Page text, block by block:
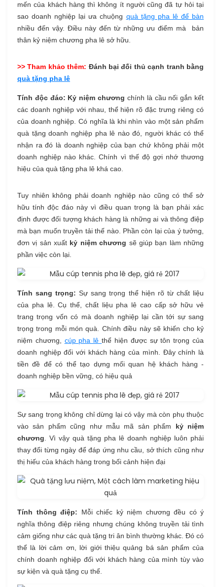
mến của khách hàng thì không ít người cũng đã tự hỏi tại
sao doanh nghiệp lại ưa chuộng quà tặng pha lê để bàn
nhiều đến vậy. Điều này đến từ những ưu điểm mà bản
thân kỷ niệm chương pha lê sở hữu.
>> Tham khảo thêm: Đánh bại đối thủ cạnh tranh bằng
quà tặng pha lê
Tính độc đáo: Kỷ niệm chương chính là cầu nối gắn kết
các doanh nghiệp với nhau, thể hiện rõ đặc trưng riêng có
của doanh nghiệp. Có nghĩa là khi nhìn vào một sản phẩm
quà tặng doanh nghiệp pha lê nào đó, người khác có thể
nhận ra đó là doanh nghiệp của bạn chứ không phải một
doanh nghiệp nào khác. Chính vì thế độ gợi nhớ thương
hiệu của quà tặng pha lê khá cao.
Tuy nhiên không phải doanh nghiệp nào cũng có thể sở
hữu tính độc đáo này vì điều quan trọng là bạn phải xác
định được đối tượng khách hàng là những ai và thông điệp
mà bạn muốn truyền tải thế nào. Phần còn lại của ý tưởng,
đơn vị sản xuất kỷ niệm chương sẽ giúp bạn làm những
phần việc còn lại.
Tính sang trọng: Sự sang trọng thể hiện rõ từ chất liệu
của pha lê. Cụ thể, chất liệu pha lê cao cấp sở hữu vẻ
trang trọng vốn có mà doanh nghiệp lại cần tới sự sang
trọng trong mỗi món quà. Chính điều này sẽ khiến cho kỷ
niệm chương, cúp pha lêthể hiện được sự tôn trọng của
doanh nghiệp đối với khách hàng của mình. Đây chính là
tiền đề để có thể tạo dựng mối quan hệ khách hàng -
doanh nghiệp bền vững, có hiệu quả
Sự sang trọng không chỉ dừng lại có vậy mà còn phụ thuộc
vào sản phẩm cũng như mẫu mã sản phẩm kỷ niệm
chương . Vì vậy quà tặng pha lê doanh nghiệp luôn phải
thay đổi từng ngày để đáp ứng nhu cầu, sở thích cũng như
thị hiếu của khách hàng trong bối cảnh hiện đại
Tính thông điệp: Mỗi chiếc kỷ niệm chương đều có ý
nghĩa thông điệp riêng nhưng chúng không truyền tải tình
cảm giống như các quà tặng tri ân bình thường khác. Đó có
thể là lời cảm ơn, lời giới thiệu quảng bá sản phẩm của
chính doanh nghiệp đối với khách hàng của mình tùy vào
sự kiện và quà tặng cụ thể.